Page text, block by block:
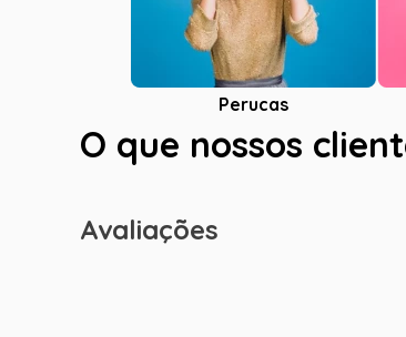
Perucas
O que nossos
Avaliações